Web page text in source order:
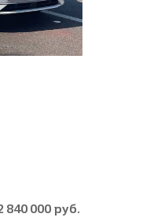
000 руб.